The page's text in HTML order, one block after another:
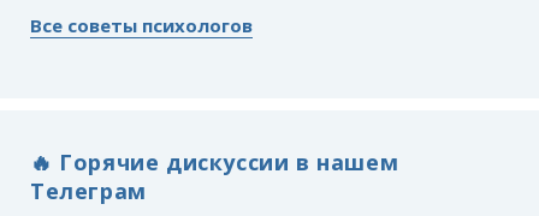
Все советы психологов
🔥 Горячие дискуссии в нашем
Телеграм